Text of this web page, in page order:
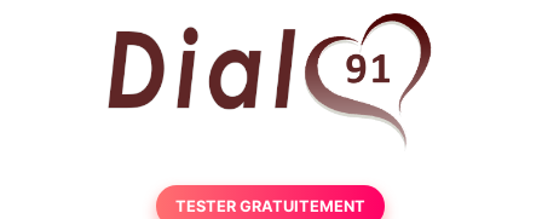
TESTER GRATUITEMENT